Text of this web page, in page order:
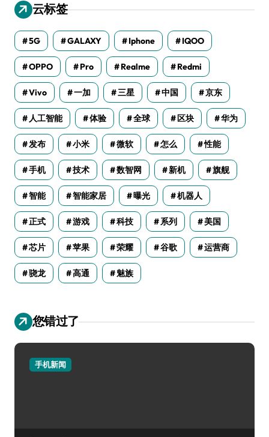
云标签
5G GALAXY Iphone IQOO
OPPO Pro Realme Redmi
Vivo 一加 三星 中国 京东
人工智能 体验 全球 区块 华为
发布 小米 微软 怎么 性能
手机 技术 数智网 新机 旗舰
智能 智能家居 曝光 机器人
正式 游戏 科技 系列 美国
芯片 苹果 荣耀 谷歌 运营商
骁龙 高通 魅族
您错过了
手机新闻